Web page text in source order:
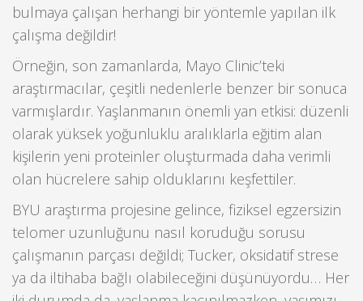
bulmaya çalışan herhangi bir yöntemle yapılan ilk
çalışma değildir!
Örneğin, son zamanlarda, Mayo Clinic’teki
araştırmacılar, çeşitli nedenlerle benzer bir sonuca
varmışlardır. Yaşlanmanın önemli yan etkisi: düzenli
olarak yüksek yoğunluklu aralıklarla eğitim alan
kişilerin yeni proteinler oluşturmada daha verimli
olan hücrelere sahip olduklarını keşfettiler.
BYU araştırma projesine gelince, fiziksel egzersizin
telomer uzunluğunu nasıl koruduğu sorusu
çalışmanın parçası değildi; Tucker, oksidatif strese
ya da iltihaba bağlı olabileceğini düşünüyordu… Her